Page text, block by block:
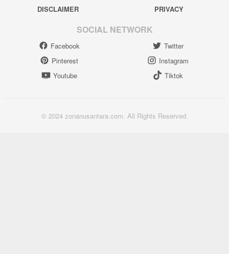
DISCLAIMER
PRIVACY
SOCIAL NETWORK
Facebook
Twitter
Pinterest
Instagram
Youtube
Tiktok
© 2024 zonanusantara.com. All Rights Reserved.